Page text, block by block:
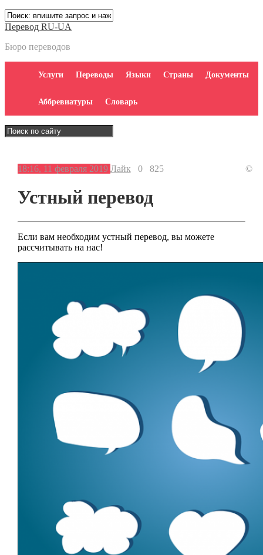
Перевод RU-UA
Бюро переводов
Услуги Переводы Языки Страны Документы
Аббревиатуры Словарь
18:16, 11 февраля 2019 Лайк 0 825
Устный перевод
Если вам необходим устный перевод, вы можете
рассчитывать на нас!
©